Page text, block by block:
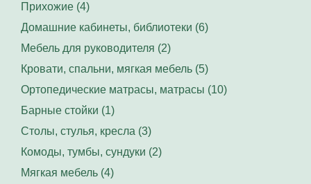
Прихожие (4)
Домашние кабинеты, библиотеки (6)
Мебель для руководителя (2)
Кровати, спальни, мягкая мебель (5)
Ортопедические матрасы, матрасы (10)
Барные стойки (1)
Столы, стулья, кресла (3)
Комоды, тумбы, сундуки (2)
Мягкая мебель (4)